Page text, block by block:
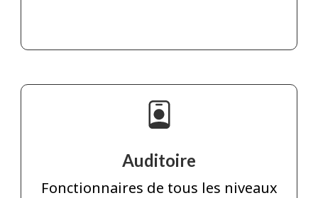
Auditoire
Fonctionnaires de tous les niveaux